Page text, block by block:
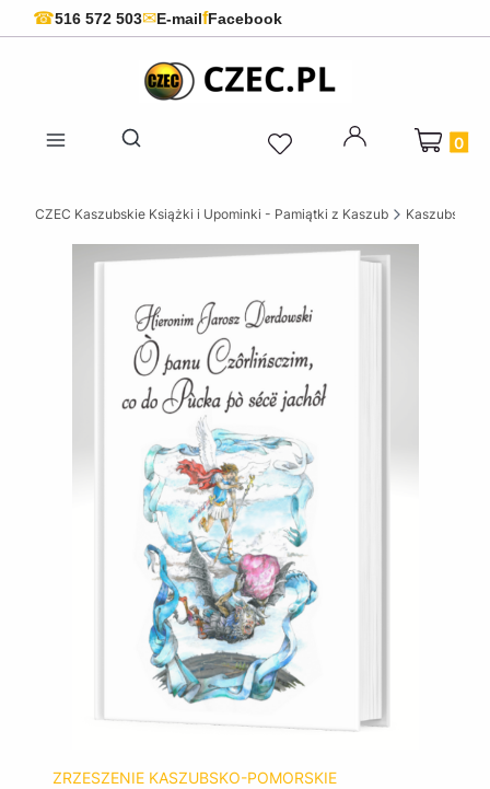
☎516 572 503✉E-mailfFacebook
Otwórz wyszukiwarkę
Produkty
CZEC Kaszubskie Książki i Upominki - Pamiątki z Kaszub Kaszubskie
ZRZESZENIE KASZUBSKO-POMORSKIE